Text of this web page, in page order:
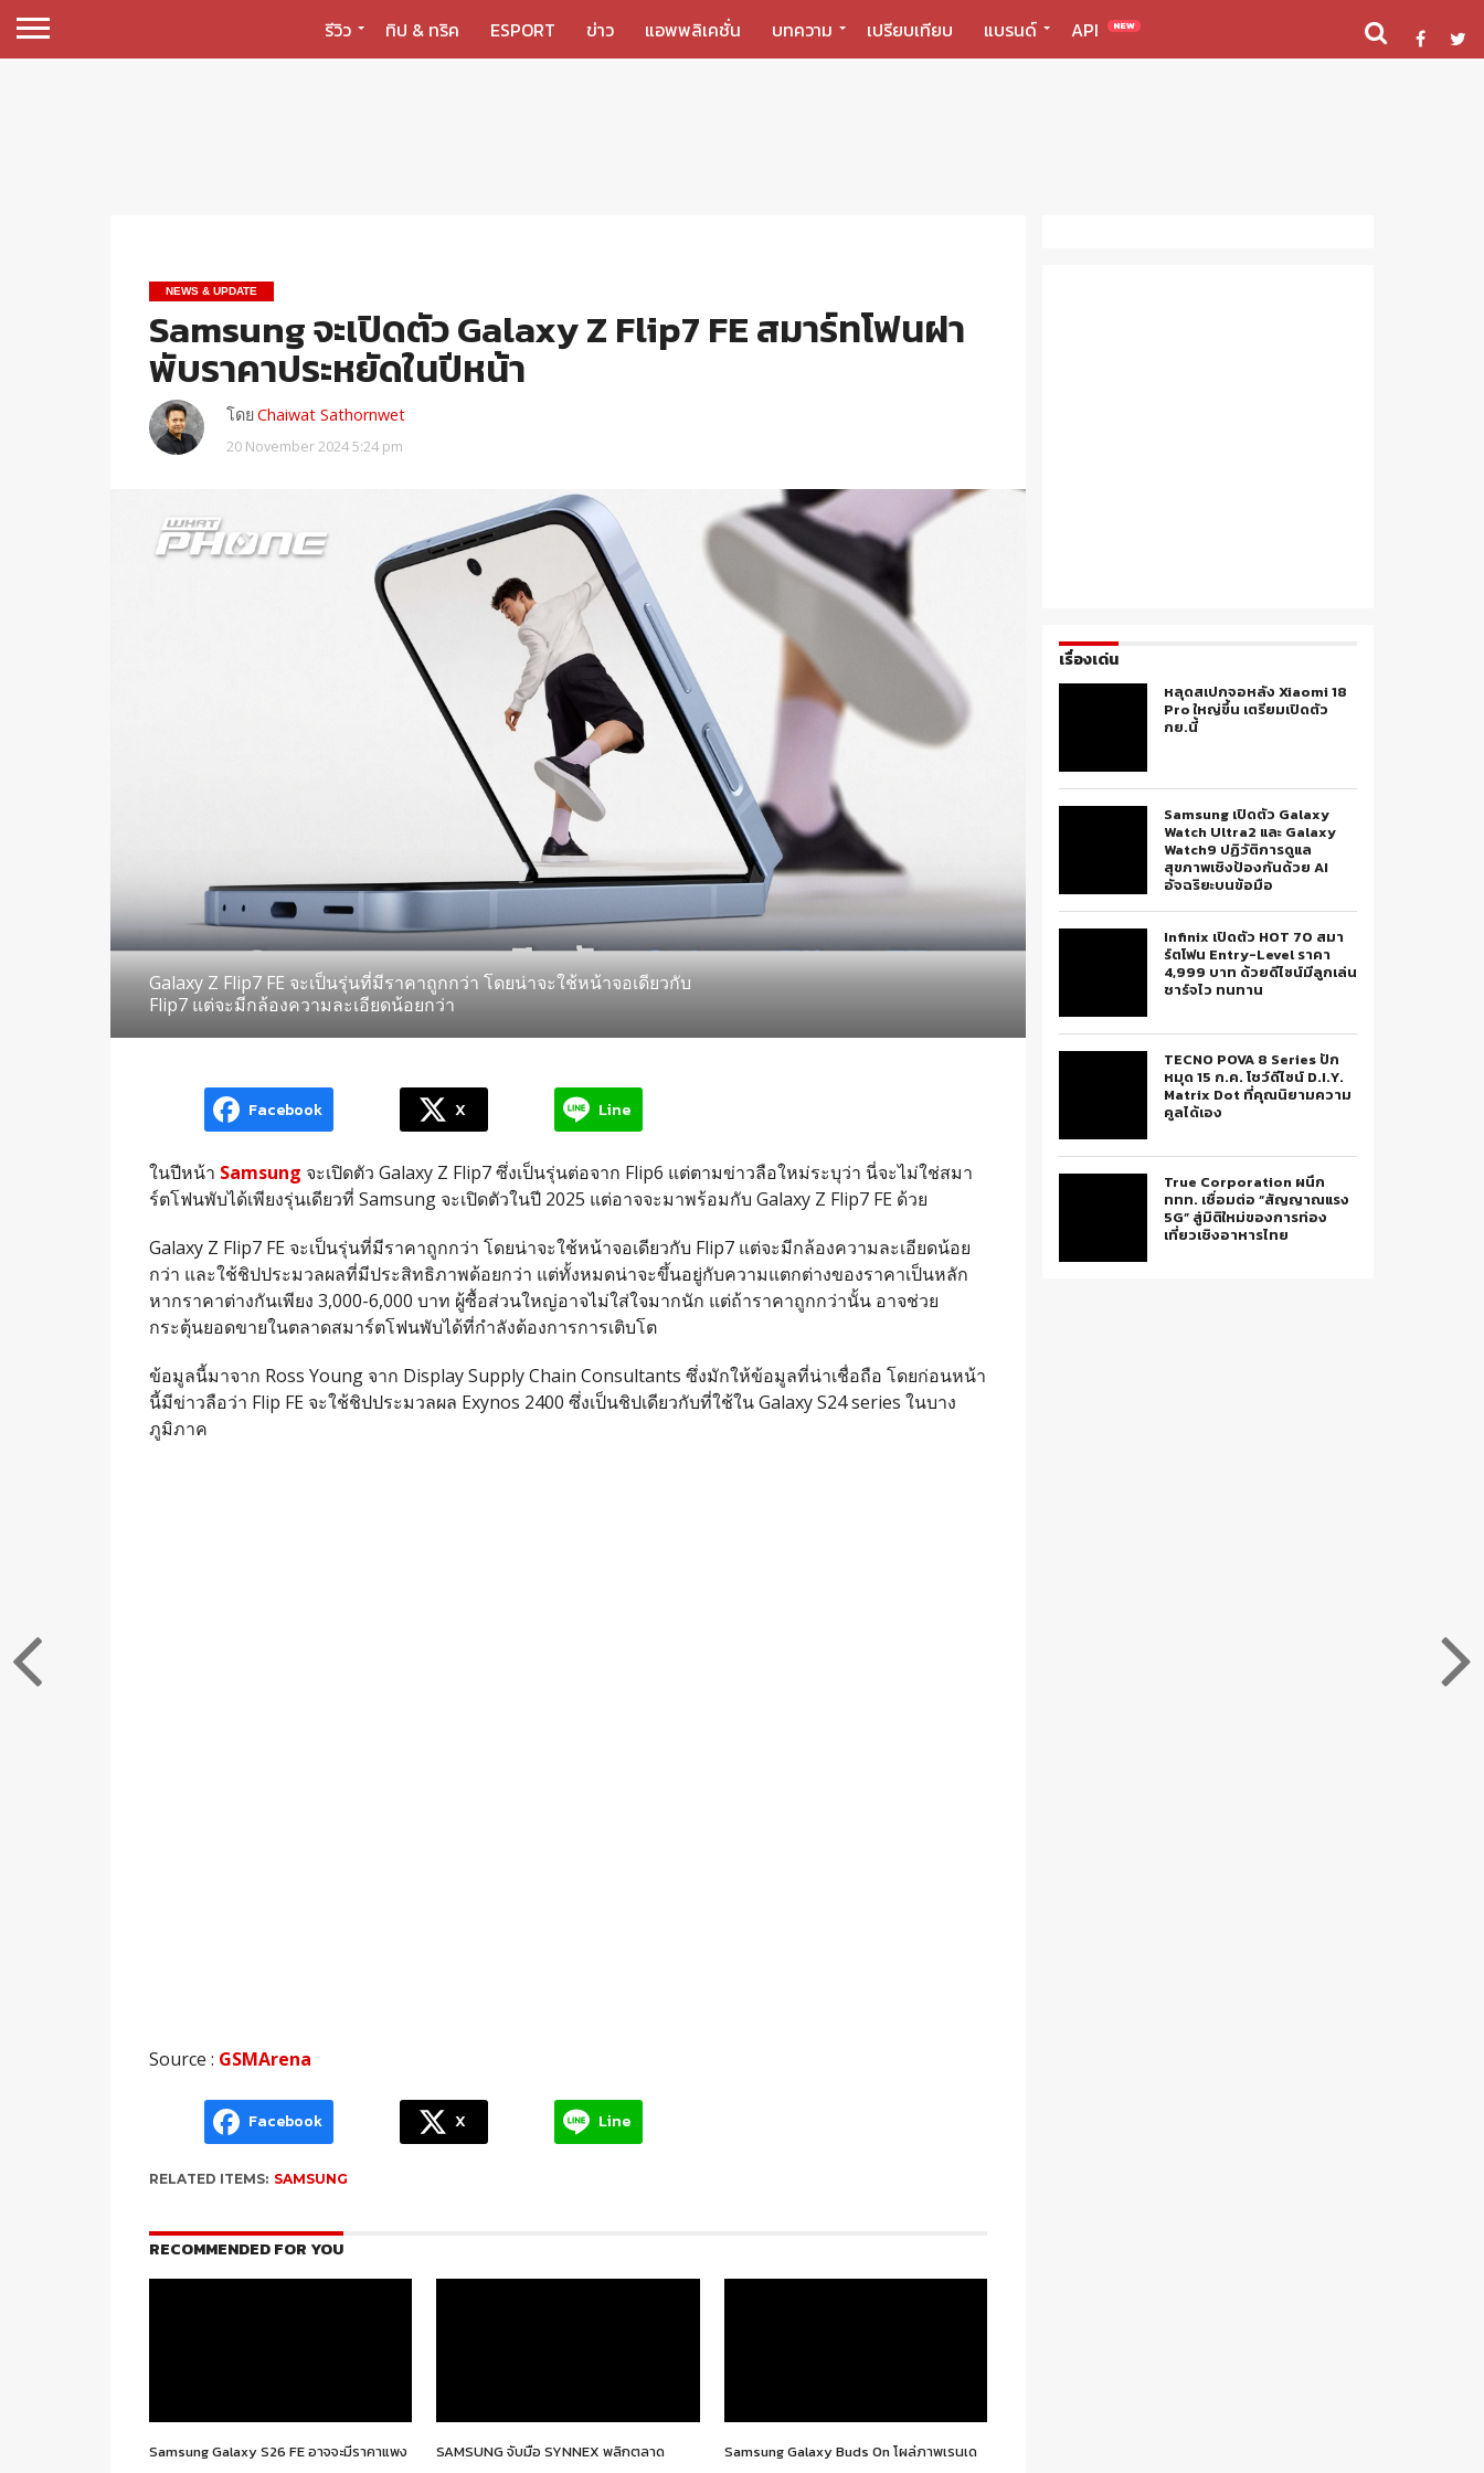
รีวิว ทิป & ทริค ESPORT ข่าว แอพพลิเคชั่น บทความ เปรียบเทียบ แบรนด์ API NEW
NEWS & UPDATE
Samsung จะเปิดตัว Galaxy Z Flip7 FE สมาร์ทโฟนฝา
พับราคาประหยัดในปีหน้า
โดยChaiwat Sathornwet
20 November 2024 5:24 pm
Galaxy Z Flip7 FE จะเป็นรุ่นที่มีราคาถูกกว่า โดยน่าจะใช้หน้าจอเดียวกับ
Flip7 แต่จะมีกล้องความละเอียดน้อยกว่า
Facebook X Line
ในปีหน้า Samsung จะเปิดตัว Galaxy Z Flip7 ซึ่งเป็นรุ่นต่อจาก Flip6 แต่ตามข่าวลือใหม่ระบุว่า นี่จะไม่ใช่สมา
ร์ตโฟนพับได้เพียงรุ่นเดียวที่ Samsung จะเปิดตัวในปี 2025 แต่อาจจะมาพร้อมกับ Galaxy Z Flip7 FE ด้วย
Galaxy Z Flip7 FE จะเป็นรุ่นที่มีราคาถูกกว่า โดยน่าจะใช้หน้าจอเดียวกับ Flip7 แต่จะมีกล้องความละเอียดน้อย
กว่า และใช้ชิปประมวลผลที่มีประสิทธิภาพด้อยกว่า แต่ทั้งหมดน่าจะขึ้นอยู่กับความแตกต่างของราคาเป็นหลัก
หากราคาต่างกันเพียง 3,000-6,000 บาท ผู้ซื้อส่วนใหญ่อาจไม่ใส่ใจมากนัก แต่ถ้าราคาถูกกว่านั้น อาจช่วย
กระตุ้นยอดขายในตลาดสมาร์ตโฟนพับได้ที่กำลังต้องการการเติบโต
ข้อมูลนี้มาจาก Ross Young จาก Display Supply Chain Consultants ซึ่งมักให้ข้อมูลที่น่าเชื่อถือ โดยก่อนหน้า
นี้มีข่าวลือว่า Flip FE จะใช้ชิปประมวลผล Exynos 2400 ซึ่งเป็นชิปเดียวกับที่ใช้ใน Galaxy S24 series ในบาง
ภูมิภาค
Source : GSMArena
Facebook X Line
RELATED ITEMS: SAMSUNG
RECOMMENDED FOR YOU
Samsung Galaxy S26 FE อาจจะมีราคาแพง
SAMSUNG จับมือ SYNNEX พลิกตลาด
Samsung Galaxy Buds On โผล่ภาพเรนเด
เรื่องเด่น
หลุดสเปกจอหลัง Xiaomi 18
Pro ใหญ่ขึ้น เตรียมเปิดตัว
กย.นี้
Samsung เปิดตัว Galaxy
Watch Ultra2 และ Galaxy
Watch9 ปฏิวัติการดูแล
สุขภาพเชิงป้องกันด้วย AI
อัจฉริยะบนข้อมือ
Infinix เปิดตัว HOT 70 สมา
ร์ตโฟน Entry-Level ราคา
4,999 บาท ด้วยดีไซน์มีลูกเล่น
ชาร์จไว ทนทาน
TECNO POVA 8 Series ปัก
หมุด 15 ก.ค. โชว์ดีไซน์ D.I.Y.
Matrix Dot ที่คุณนิยามความ
คูลได้เอง
True Corporation ผนึก
ททท. เชื่อมต่อ “สัญญาณแรง
5G” สู่มิติใหม่ของการท่อง
เที่ยวเชิงอาหารไทย